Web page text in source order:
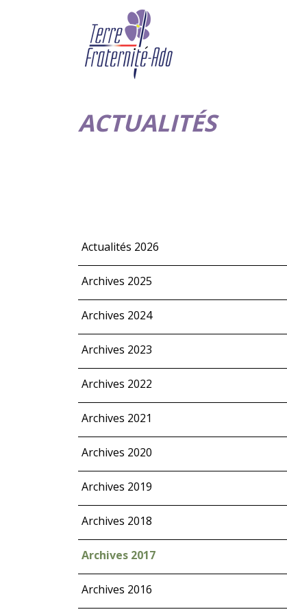
ACTUALITÉS
Actualités 2026
Archives 2025
Archives 2024
Archives 2023
Archives 2022
Archives 2021
Archives 2020
Archives 2019
Archives 2018
Archives 2017
Archives 2016